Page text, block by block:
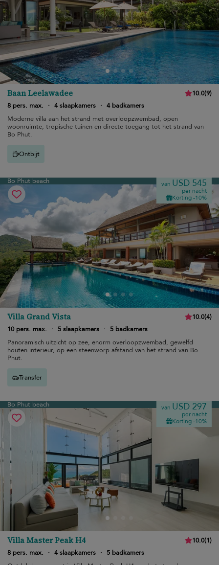
Baan Leelawadee 10.0(9)
8 pers. max.
· 4 slaapkamers · 4 badkamers
Moderne villa aan het strand met overloopzwembad, open
woonruimte, tropische tuinen en directe toegang tot het strand van
Bo Phut.
Ontbijt
Bo Phut beach van USD 545
per nacht
Korting -10%
Villa Grand Vista 10.0(4)
10 pers. max.
· 5 slaapkamers ·
5 badkamers
Panoramisch uitzicht op zee, enorm overloopzwembad, gewelfd
houten interieur, op een steenworp afstand van het strand van Bo
Phut.
Transfer
Bo Phut beach van USD 297
per nacht
Korting -10%
Villa Master Peak H4 10.0(1)
8 pers. max.
· 4 slaapkamers ·
5 badkamers